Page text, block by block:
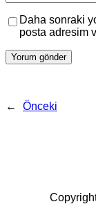
Daha sonraki
posta adresim
← Önceki